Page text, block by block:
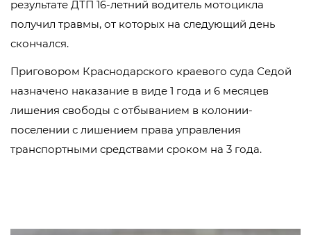
результате ДТП 16-летний водитель мотоцикла
получил травмы, от которых на следующий день
скончался.
Приговором Краснодарского краевого суда Седой
назначено наказание в виде 1 года и 6 месяцев
лишения свободы с отбыванием в колонии-
поселении с лишением права управления
транспортными средствами сроком на 3 года.